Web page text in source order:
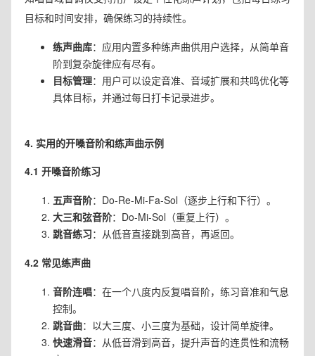
目标和时间安排，确保练习的持续性。
练声曲库：应用内置多种练声曲供用户选择，从简单音
阶到复杂旋律应有尽有。
目标管理：用户可以设定音准、音域扩展和共鸣优化等
具体目标，并通过每日打卡记录进步。
4. 实用的开嗓音阶和练声曲示例
4.1 开嗓音阶练习
五声音阶：Do-Re-Mi-Fa-Sol（逐步上行和下行）。
大三和弦音阶：Do-Mi-Sol（重复上行）。
跳音练习：从低音直接跳到高音，再返回。
4.2 常见练声曲
音阶连唱：在一个八度内反复唱音阶，练习音准和气息
控制。
跳音曲：以大三度、小三度为基础，设计简单旋律。
快速滑音：从低音滑到高音，提升声音的连贯性和流畅